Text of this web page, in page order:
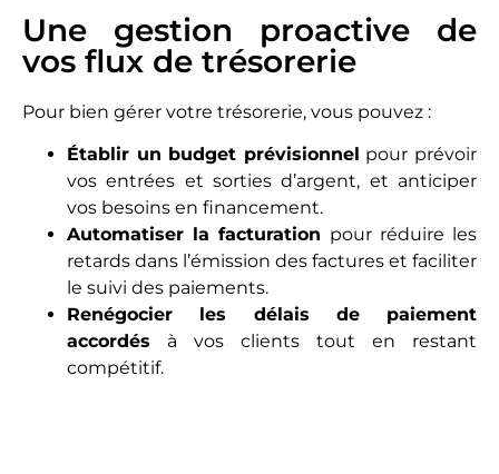
Une gestion proactive de
vos flux de trésorerie
Pour bien gérer votre trésorerie, vous pouvez :
Établir un budget prévisionnel pour prévoir
vos entrées et sorties d’argent, et anticiper
vos besoins en financement.
Automatiser la facturation pour réduire les
retards dans l’émission des factures et faciliter
le suivi des paiements.
Renégocier les délais de paiement
accordés à vos clients tout en restant
compétitif.